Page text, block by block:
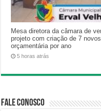
Mesa diretora da câmara de
projeto com criação de 7
orçamentária por ano
5 horas atrás
Fale Conosco